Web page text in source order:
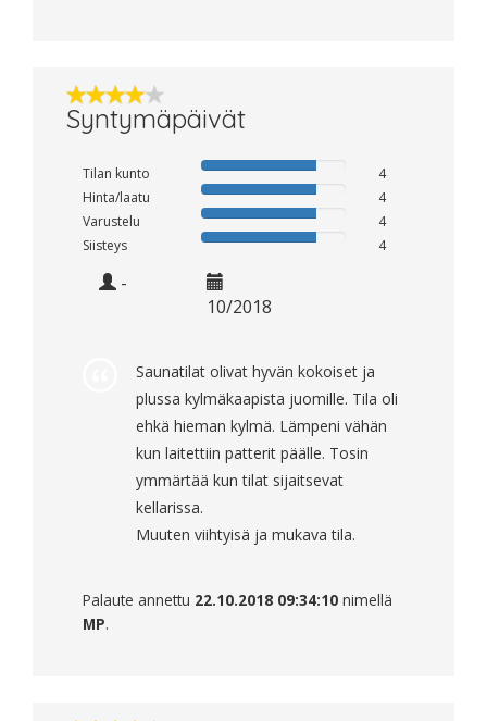
Syntymäpäivät
Tilan kunto
4
Hinta/laatu
4
Varustelu
4
Siisteys
4
-
10/2018
Saunatilat olivat hyvän kokoiset ja
plussa kylmäkaapista juomille. Tila oli
ehkä hieman kylmä. Lämpeni vähän
kun laitettiin patterit päälle. Tosin
ymmärtää kun tilat sijaitsevat
kellarissa.
Muuten viihtyisä ja mukava tila.
Palaute annettu 22.10.2018 09:34:10 nimellä
MP.